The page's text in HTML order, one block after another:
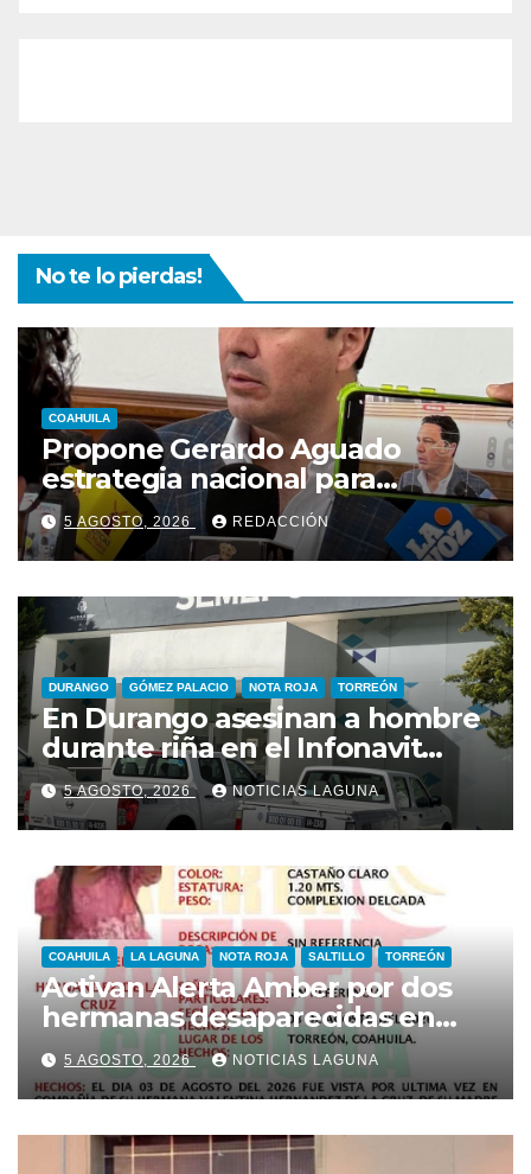
No te lo pierdas!
COAHUILA
Propone Gerardo Aguado
estrategia nacional para
combatir el despojo de
inmuebles
5 AGOSTO, 2026 REDACCIÓN
DURANGO GÓMEZ PALACIO NOTA ROJA TORREÓN
En Durango asesinan a hombre
durante riña en el Infonavit
Guadalupe Victoria
5 AGOSTO, 2026 NOTICIAS LAGUNA
COAHUILA LA LAGUNA NOTA ROJA SALTILLO TORREÓN
Activan Alerta Amber por dos
hermanas desaparecidas en
Torreón
5 AGOSTO, 2026 NOTICIAS LAGUNA